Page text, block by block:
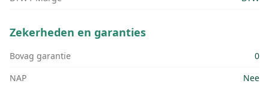
Zekerheden en garanties
Bovag garantie
0
NAP
Nee